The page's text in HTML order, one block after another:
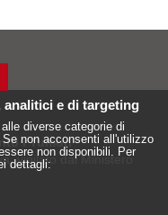
i Tumori
vigilato dal Ministero
e di targeting
diverse categorie di
non acconsenti all'utilizzo
non disponibili. Per
dettagli: